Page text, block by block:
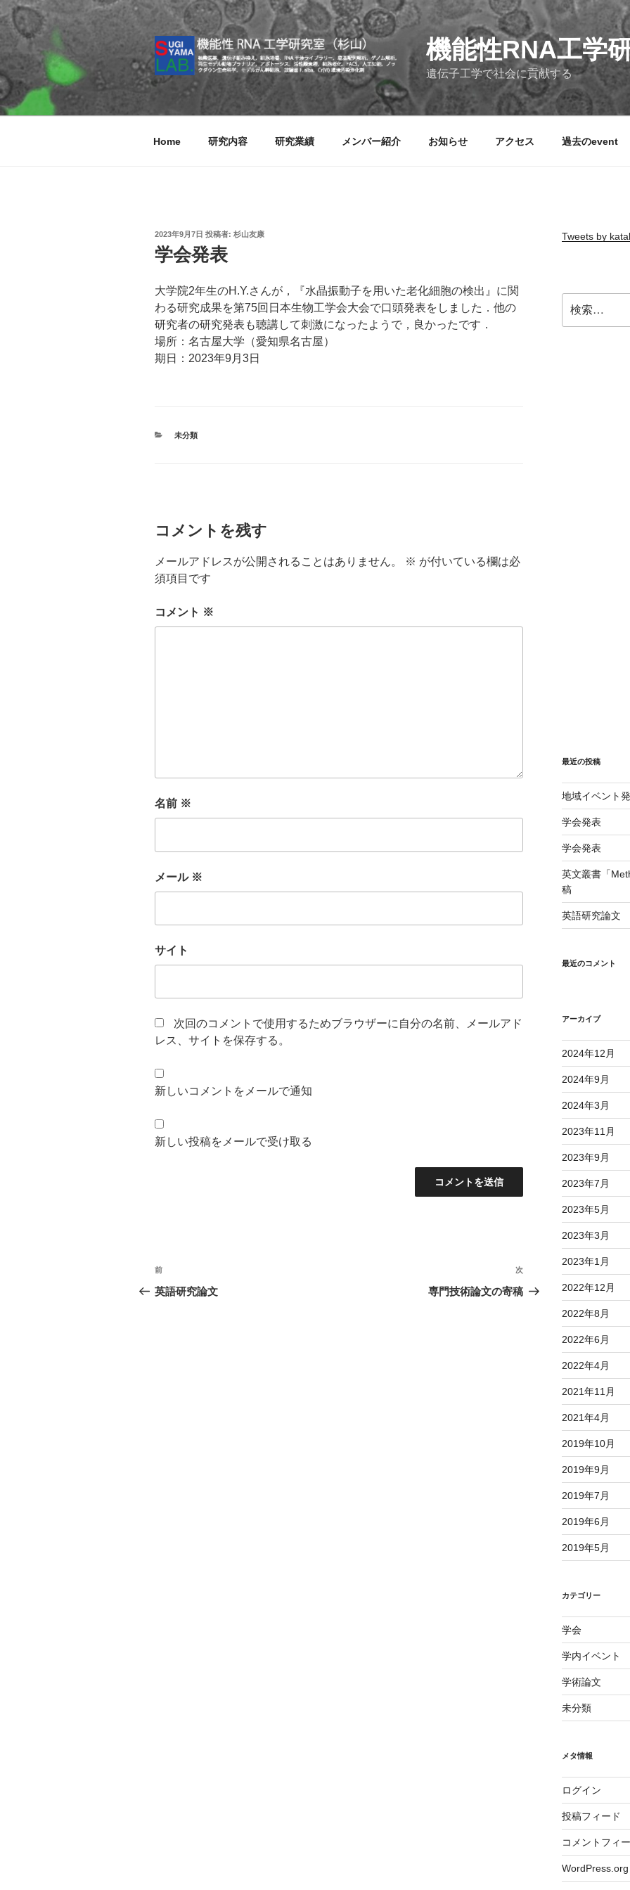
コ
ン
テ
ツ
へ
ス
機能性RNA工学
遺伝子工学で社会に貢献する
Home 研究内容 研究業績 メンバー紹介 お知らせ アクセス 過去のevent
投
稿
日:
2023年9月7日 投稿者: 杉山友康
学会発表
大学院2年生のH.Y.さんが，『水晶振動子を用いた老化細胞の検出』に関
わる研究成果を第75回日本生物工学会大会で口頭発表をしました．他の
研究者の研究発表も聴講して刺激になったようで，良かったです．
場所：名古屋大学（愛知県名古屋）
期日：2023年9月3日
カ
未分類
コメントを残す
メールアドレスが公開されることはありません。 ※ が付いている欄は必
須項目です
コメント ※
名前 ※
メール ※
サイト
次回のコメントで使用するためブラウザーに自分の名前、メールアド
レス、サイトを保存する。
新しいコメントをメールで通知
新しい投稿をメールで受け取る
投
稿
前
の
前
英語研究論文
次
の
次
専門技術論文の寄稿
Tweets by
索:
最近の投稿
地域イベント
学会発表
学会発表
英文叢書「
稿
英語研究論文
最近のコメント
アーカイブ
2024年12月
2024年9月
2024年3月
2023年11月
2023年9月
2023年7月
2023年5月
2023年3月
2023年1月
2022年12月
2022年8月
2022年6月
2022年4月
2021年11月
2021年4月
2019年10月
2019年9月
2019年7月
2019年6月
2019年5月
カテゴリー
学会
学内イベント
学術論文
未分類
メタ情報
ログイン
投稿フィード
コメントフィ
WordPress.org